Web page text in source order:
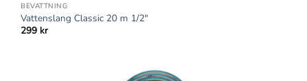
BEVATTNING
Vattenslang Classic 20 m 1/2″
299 kr